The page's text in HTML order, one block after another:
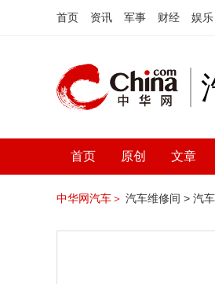
首页 资讯 军事 财经 娱乐
首页 原创 文章
中华网汽车＞ 汽车维修间 > 汽